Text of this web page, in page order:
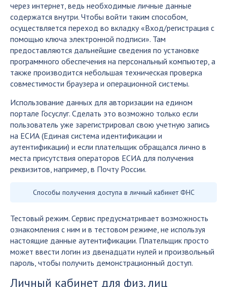
через интернет, ведь необходимые личные данные
содержатся внутри. Чтобы войти таким способом,
осуществляется переход во вкладку «Вход/регистрация с
помощью ключа электронной подписи». Там
предоставляются дальнейшие сведения по установке
программного обеспечения на персональный компьютер, а
также производится небольшая техническая проверка
совместимости браузера и операционной системы.
Использование данных для авторизации на едином
портале Госуслуг. Сделать это возможно только если
пользователь уже зарегистрировал свою учетную запись
на ЕСИА (Единая система идентификации и
аутентификации) и если плательщик обращался лично в
места присутствия операторов ЕСИА для получения
реквизитов, например, в Почту России.
Способы получения доступа в личный кабинет ФНС
Тестовый режим. Сервис предусматривает возможность
ознакомления с ним и в тестовом режиме, не используя
настоящие данные аутентификации. Плательщик просто
может ввести логин из двенадцати нулей и произвольный
пароль, чтобы получить демонстрационный доступ.
Личный кабинет для физ. лиц